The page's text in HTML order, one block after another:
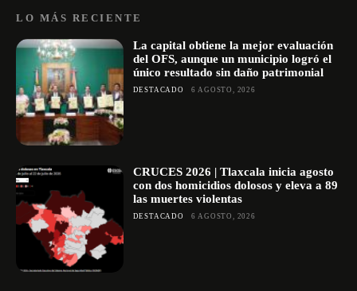
LO MÁS RECIENTE
La capital obtiene la mejor evaluación
del OFS, aunque un municipio logró el
único resultado sin daño patrimonial
DESTACADO 6 AGOSTO, 2026
CRUCES 2026 | Tlaxcala inicia agosto
con dos homicidios dolosos y eleva a 89
las muertes violentas
DESTACADO 6 AGOSTO, 2026